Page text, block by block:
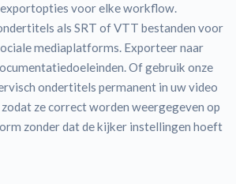
voor elke workflow.
als SRT of VTT bestanden voor
mediaplatforms. Exporteer naar
Of gebruik onze
ondertitels permanent in uw video
ze correct worden weergegeven op
zonder dat de kijker instellingen hoeft